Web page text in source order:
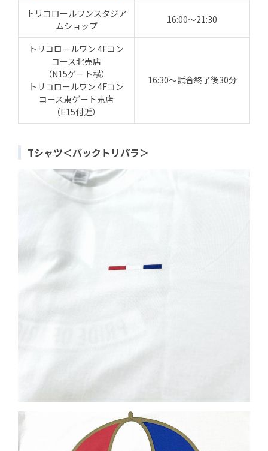
トリコロールワンスタジア
ムショップ
16:00～21:30
トリコロールワン 4Fコン
コース北売店
（N15ゲート横）
トリコロールワン 4Fコン
コース東ゲート売店
（E15付近）
16:30～試合終了後30分
Tシャツ＜バックトリパラ＞